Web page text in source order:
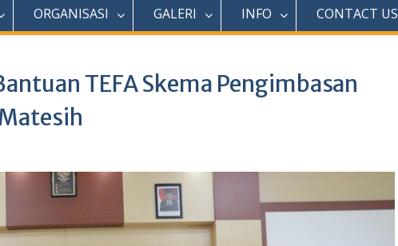
ORGANISASI GALERI INFO CONTACT US
TEFA Skema Pengimbasan